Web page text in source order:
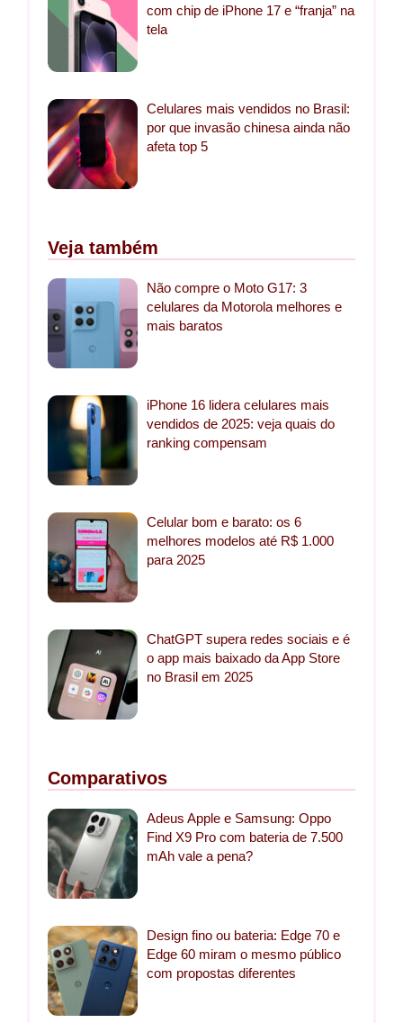
com chip de iPhone 17 e “franja” na
tela
Celulares mais vendidos no Brasil:
por que invasão chinesa ainda não
afeta top 5
Veja também
Não compre o Moto G17: 3
celulares da Motorola melhores e
mais baratos
iPhone 16 lidera celulares mais
vendidos de 2025: veja quais do
ranking compensam
Celular bom e barato: os 6
melhores modelos até R$ 1.000
para 2025
ChatGPT supera redes sociais e é
o app mais baixado da App Store
no Brasil em 2025
Comparativos
Adeus Apple e Samsung: Oppo
Find X9 Pro com bateria de 7.500
mAh vale a pena?
Design fino ou bateria: Edge 70 e
Edge 60 miram o mesmo público
com propostas diferentes